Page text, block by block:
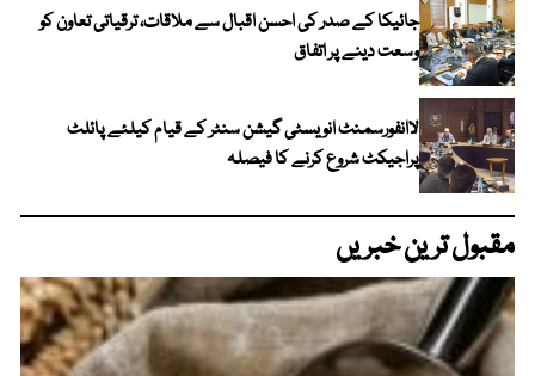
جائیکا کے صدر کی احسن اقبال سے ملاقات، ترقیاتی تعاون کو
وسعت دینے پر اتفاق
لاانفورسمنٹ انویسٹی گیشن سنٹر کے قیام کیلئے پائلٹ
پراجیکٹ شروع کرنے کا فیصلہ
مقبول ترین خبریں